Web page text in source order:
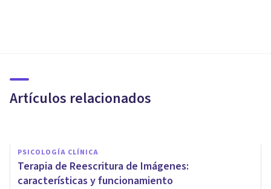
Artículos relacionados
aplicaciones
PSICOLOGÍA CLÍNICA
Terapia de Reescritura de Imágenes:
características y funcionamiento